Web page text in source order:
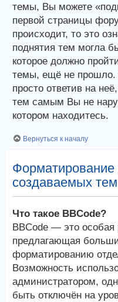
темы, Вы можете
первой страницы
происходит, то это
поднятия тем могла
которое должно
темы, ещё не прошло.
просто ответив на
тем самым Вы не
котором находитесь.
Вернуться к началу
создаваемых тем
Что такое BBCode?
BBCode — это особая
предлагающая
форматированию
Возможность
администратором,
быть отключён на